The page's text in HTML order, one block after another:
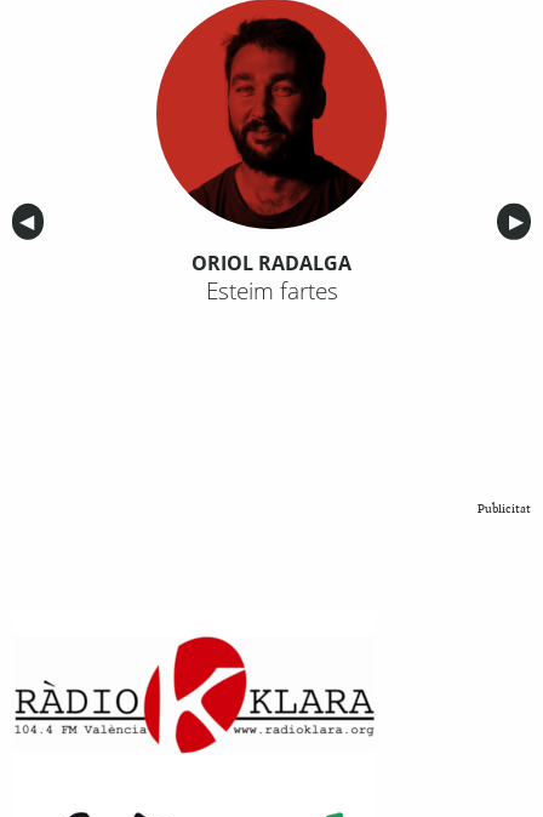
Anterior
◀︎ ▶︎
ORIOL RADALGA
Esteim fartes
Publicitat